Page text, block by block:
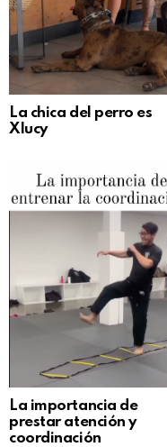
La chica del perro es
Xlucy
La importancia de
prestar atención y
coordinación